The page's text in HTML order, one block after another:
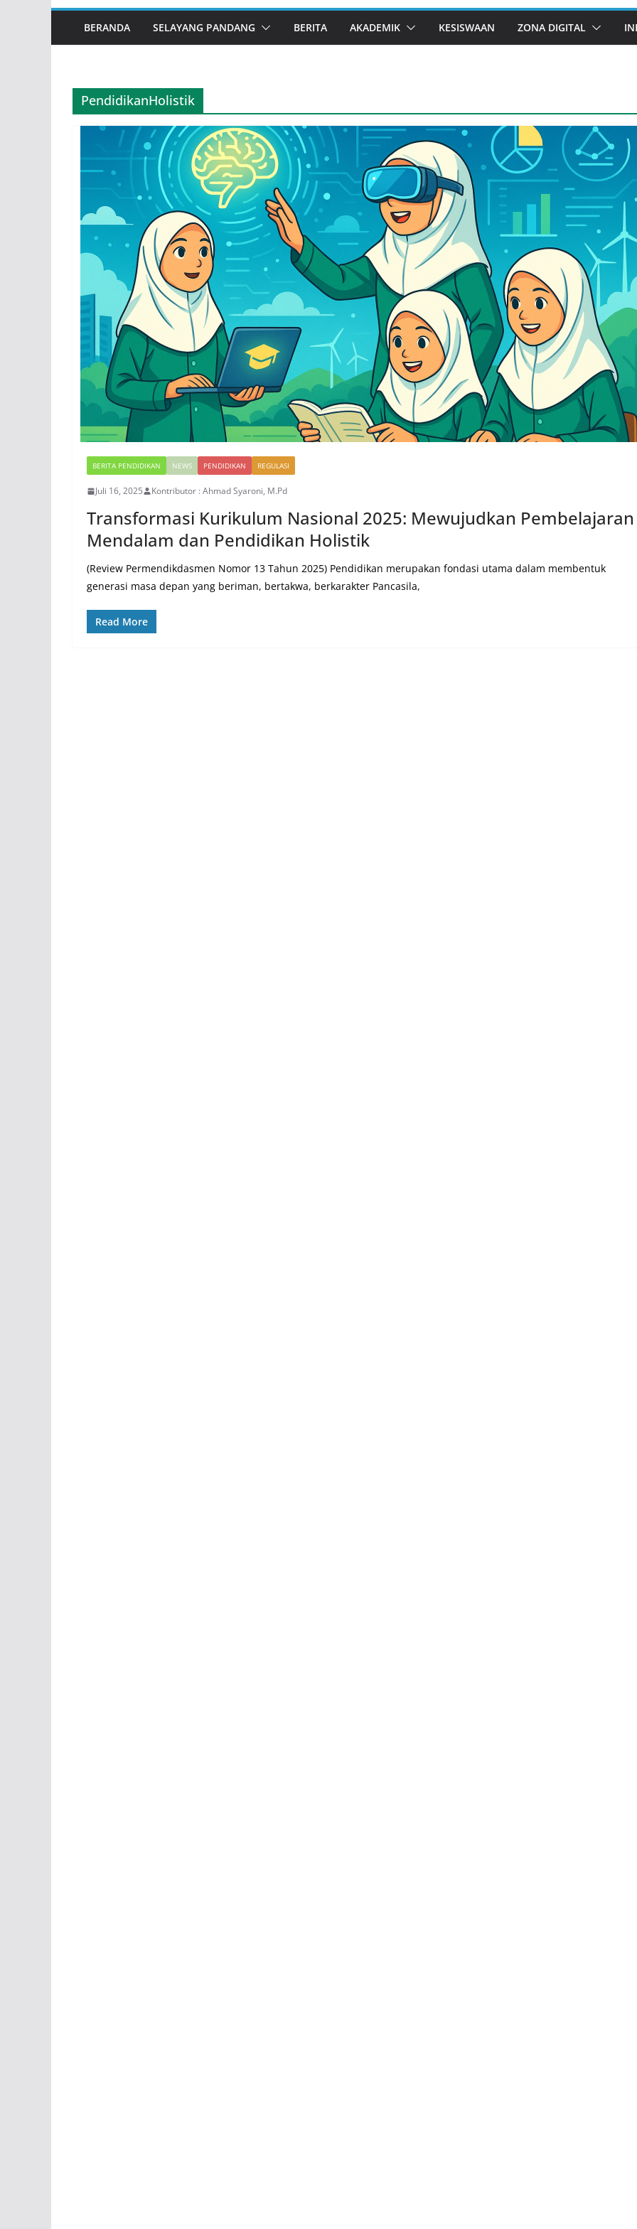
Tahun 2026
Infografis Persiapan Guru
Potensi Otak di Ruang Kelas
Khutbah Idul Fitri 1447 H/ 2026 M
BERANDA SELAYANG PANDANG BERITA AKADEMIK KESISWAAN ZONA DIGITAL
PendidikanHolistik
BERITA PENDIDIKAN NEWS PENDIDIKAN REGULASI
Juli 16, 2025 Kontributor : Ahmad Syaroni, M.Pd
Transformasi Kurikulum Nasional 2025: Mewujudkan Pembelajaran
Mendalam dan Pendidikan Holistik
(Review Permendikdasmen Nomor 13 Tahun 2025) Pendidikan merupakan fondasi utama dalam membentuk
generasi masa depan yang beriman, bertakwa, berkarakter Pancasila,
Read More